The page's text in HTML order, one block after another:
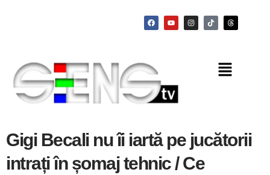
Gigi Becali nu îi iartă pe jucătorii
intrați în șomaj tehnic / Ce